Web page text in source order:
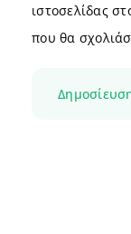
ιστοσελίδας
που θα